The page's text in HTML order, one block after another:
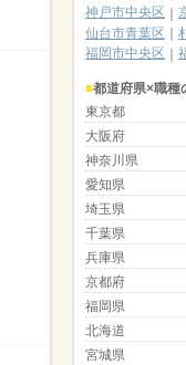
神戸市中央区
仙台市青葉区
福岡市中央区
都道府県×職種
東京都
大阪府
神奈川県
愛知県
埼玉県
千葉県
兵庫県
京都府
福岡県
北海道
宮城県